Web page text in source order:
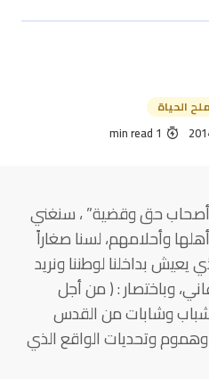
ملح الحياة
1 min read
أصحاب حق وقضية” ، سنغني
وأحلامهم، لسنا صغاراً
يعيش بداخلنا لوطننا ونريد
وباختصار : ( من أجل
وشابات من القدس
وتحديات الواقع الذي